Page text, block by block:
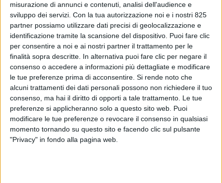
misurazione di annunci e contenuti, analisi dell'audience e
sviluppo dei servizi. Con la tua autorizzazione noi e i nostri 825
partner possiamo utilizzare dati precisi di geolocalizzazione e
identificazione tramite la scansione del dispositivo. Puoi fare clic
per consentire a noi e ai nostri partner il trattamento per le
finalità sopra descritte. In alternativa puoi fare clic per negare il
consenso o accedere a informazioni più dettagliate e modificare
le tue preferenze prima di acconsentire. Si rende noto che
alcuni trattamenti dei dati personali possono non richiedere il tuo
consenso, ma hai il diritto di opporti a tale trattamento. Le tue
preferenze si applicheranno solo a questo sito web. Puoi
modificare le tue preferenze o revocare il consenso in qualsiasi
momento tornando su questo sito e facendo clic sul pulsante
"Privacy" in fondo alla pagina web.
Ceccarelli prepara un
magazzino a Pradamano e
guarda al vino
LE ALTRE NEWS 14 FEBBRAIO 2022